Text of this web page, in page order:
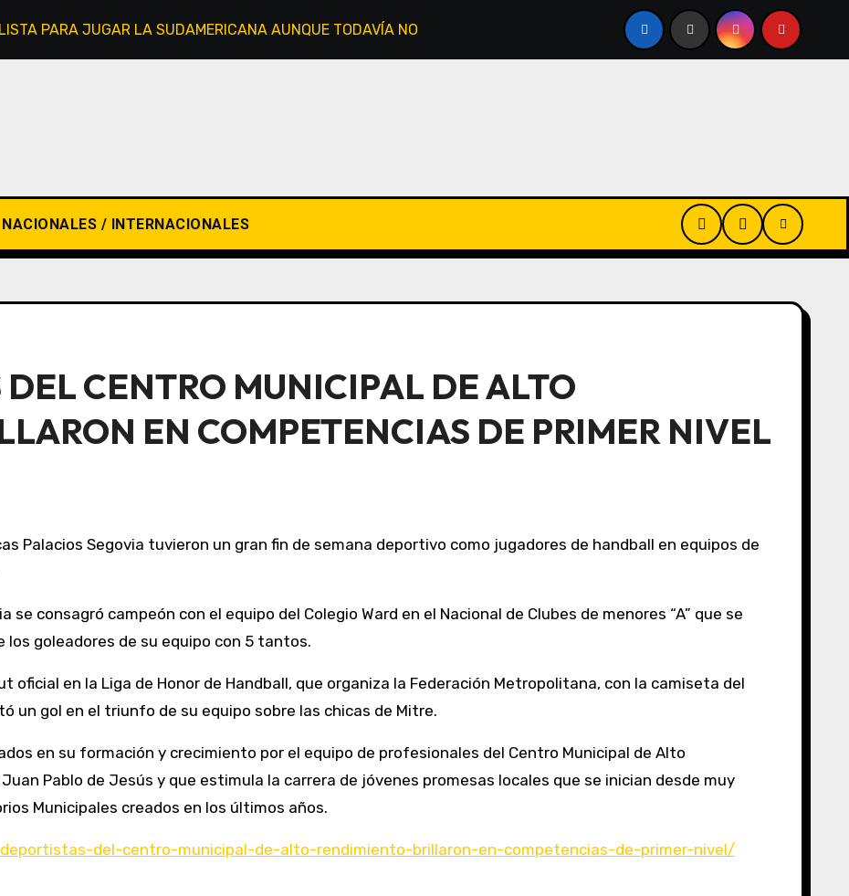
PARA JUGAR LA SUDAMERICANA AUNQUE TODAVÍA NO LLEGÓ A LA ARGENTINA EL MINISTRO, LA POESÍA Y LOS
NACIONALES / INTERNACIONALES
DEL CENTRO MUNICIPAL DE ALTO
EN COMPETENCIAS DE PRIMER NIVEL
se consagró campeón con el equipo del Colegio Ward en el Nacional de Clubes de menores “A” que se
los goleadores de su equipo con 5 tantos.
oficial en la Liga de Honor de Handball, que organiza la Federación Metropolitana, con la camiseta del
un gol en el triunfo de su equipo sobre las chicas de Mitre.
en su formación y crecimiento por el equipo de profesionales del Centro Municipal de Alto
Pablo de Jesús y que estimula la carrera de jóvenes promesas locales que se inician desde muy
Municipales creados en los últimos años.
del-centro-municipal-de-alto-rendimiento-brillaron-en-competencias-de-primer-nivel/